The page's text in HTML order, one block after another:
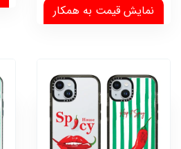
نمایش قیمت به همکار